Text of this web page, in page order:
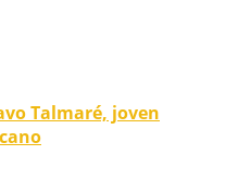
Talmaré, joven